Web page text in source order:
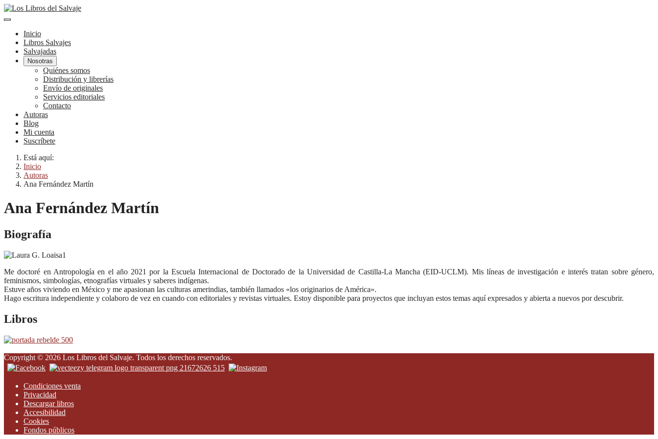
Inicio
Libros Salvajes
Salvajadas
Nosotras
Quiénes somos
Distribución y librerías
Envío de originales
Servicios editoriales
Contacto
Autoras
Blog
Mi cuenta
Suscríbete
Está aquí:
Inicio
Autoras
Ana Fernández Martín
Ana Fernández Martín
Biografía
Me doctoré en Antropología en el año 2021 por la Escuela Internacional de Doctorado de la Universidad de Castilla-La Mancha (EID-UCLM). Mis líneas de investigación e interés tratan sobre género,
feminismos, simbologías, etnografías virtuales y saberes indígenas.
Estuve años viviendo en México y me apasionan las culturas amerindias, también llamados «los originarios de América».
Hago escritura independiente y colaboro de vez en cuando con editoriales y revistas virtuales. Estoy disponible para proyectos que incluyan estos temas aquí expresados y abierta a nuevos por descubrir.
Libros
Copyright © 2026 Los Libros del Salvaje. Todos los derechos reservados.
Condiciones venta
Privacidad
Descargar libros
Accesibilidad
Cookies
Fondos públicos